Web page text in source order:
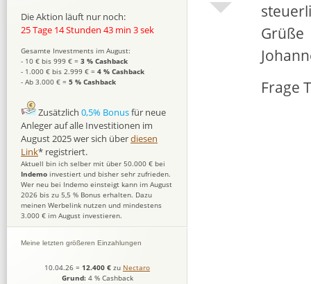
Grüße
Frage
Die Aktion läuft nur noch:
25 Tage 14 Stunden 43 min 2 sek
Gesamte Investments im August:
- 10 € bis 999 € = 3 % Cashback
- 1.000 € bis 2.999 € = 4 % Cashback
- Ab 3.000 € = 5 % Cashback
Zusätzlich 0,5% Bonusfür neue
Anleger auf alle Investitionen im
August 2025 wer sich überdiesen
Link* registriert.
Aktuell bin ich selber mit über 50.000 € bei
Indemo investiert und bisher sehr zufrieden.
Wer neu bei Indemo einsteigt kann im August
2026 bis zu 5,5 % Bonus erhalten. Dazu
meinen Werbelink nutzen und mindestens
3.000 € im August investieren.
Meine letzten größeren Einzahlungen
10.04.26 = 12.400 € zu Nectaro
Grund: 4 % Cashback